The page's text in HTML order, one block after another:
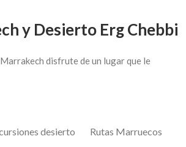
y Desierto Erg Chebbi
disfrute de un lugar que le
desierto Rutas Marruecos